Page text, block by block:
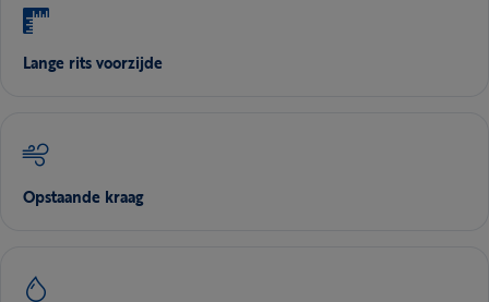
Lange rits voorzijde
Opstaande kraag